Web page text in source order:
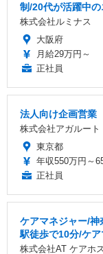
制/20代が活躍中
株式会社ルミナス
大阪府
月給29万円～
正社員
法人向け企画営業
株式会社アガルート
東京都
年収550万円～
正社員
ケアマネジャー/
駅徒歩で10分/ケ
株式会社AT ケアホ